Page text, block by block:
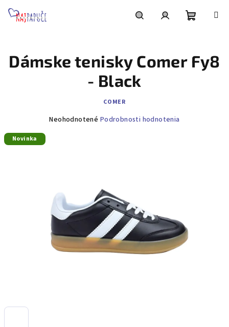
košík
Dámske tenisky Comer Fy8
- Black
COMER
Priemerné
Neohodnotené Podrobnosti hodnotenia
Novinka